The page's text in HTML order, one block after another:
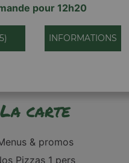
pour 12h20
INFORMATIONS
La carte
& promos
Pizzas 1 pers